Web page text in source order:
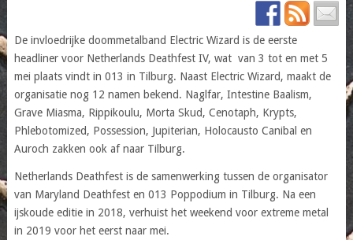
De invloedrijke doommetalband Electric Wizard is de eerste
headliner voor Netherlands Deathfest IV, wat van 3 tot en met 5
mei plaats vindt in 013 in Tilburg. Naast Electric Wizard, maakt de
organisatie nog 12 namen bekend. Naglfar, Intestine Baalism,
Grave Miasma, Rippikoulu, Morta Skud, Cenotaph, Krypts,
Phlebotomized, Possession, Jupiterian, Holocausto Canibal en
Auroch zakken ook af naar Tilburg.
Netherlands Deathfest is de samenwerking tussen de organisator
van Maryland Deathfest en 013 Poppodium in Tilburg. Na een
ijskoude editie in 2018, verhuist het weekend voor extreme metal
in 2019 voor het eerst naar mei.